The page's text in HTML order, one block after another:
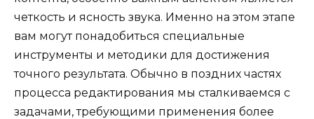
четкость и ясность звука. Именно на этом этапе
вам могут понадобиться специальные
инструменты и методики для достижения
точного результата. Обычно в поздних частях
процесса редактирования мы сталкиваемся с
задачами, требующими применения более